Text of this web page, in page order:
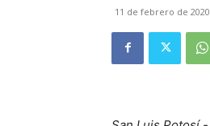
11 de febrero de 2020